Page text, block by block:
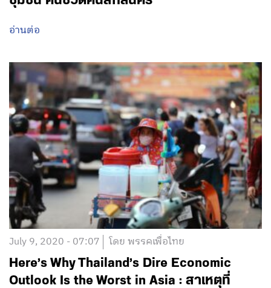
อ่านต่อ
July 9, 2020 - 07:07 โดย พรรคเพื่อไทย
Here’s Why Thailand’s Dire Economic
Outlook Is the Worst in Asia : สาเหตุที่